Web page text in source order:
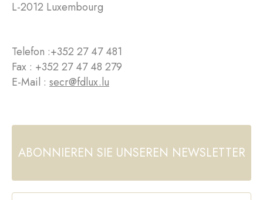
L-2012 Luxembourg
Telefon :+352 27 47 481
Fax : +352 27 47 48 279
E-Mail : secr@fdlux.lu
ABONNIEREN SIE UNSEREN NEWSLETTER